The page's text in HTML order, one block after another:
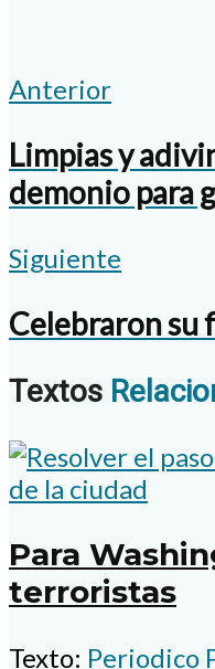
Anterior
Limpias y
demonio para
Siguiente
Celebraron su
Textos
Para
terroristas
Texto: Periodico